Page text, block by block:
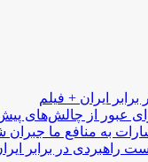
ایران + فیلم
عبور از چالش‌های
به منافع ما جبران
راهبردی در برابر